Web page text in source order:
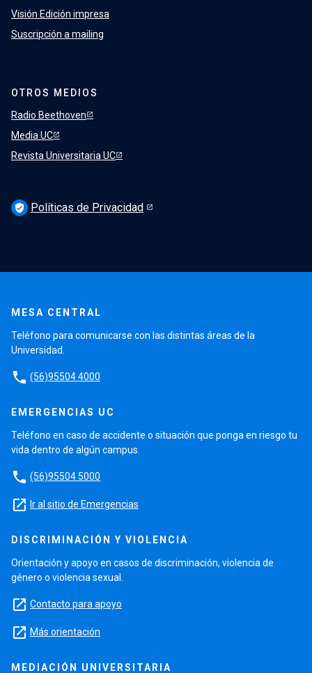
Visión Edición impresa
Suscripción a mailing
OTROS MEDIOS
Radio Beethoven
Media UC
Revista Universitaria UC
verified_user Políticas de Privacidad
MESA CENTRAL
Teléfono para comunicarse con las distintas áreas de la
Universidad.
phone (56)95504 4000
EMERGENCIAS UC
Teléfono en caso de accidente o situación que ponga en riesgo tu
vida dentro de algún campus.
phone (56)95504 5000
launch Ir al sitio de Emergencias
DISCRIMINACIÓN Y VIOLENCIA
Orientación y apoyo en casos de discriminación, violencia de
género o violencia sexual.
launch Contacto para apoyo
launch Más orientación
MEDIACIÓN UNIVERSITARIA